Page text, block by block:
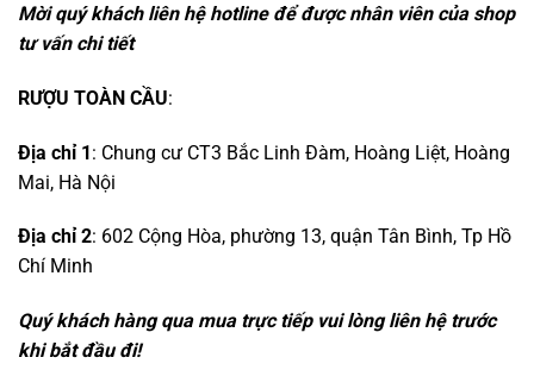
Mời quý khách liên hệ hotline để được nhân viên của shop
tư vấn chi tiết
RƯỢU TOÀN CẦU:
Địa chỉ 1: Chung cư CT3 Bắc Linh Đàm, Hoàng Liệt, Hoàng
Mai, Hà Nội
Địa chỉ 2: 602 Cộng Hòa, phường 13, quận Tân Bình, Tp Hồ
Chí Minh
Quý khách hàng qua mua trực tiếp vui lòng liên hệ trước
khi bắt đầu đi!